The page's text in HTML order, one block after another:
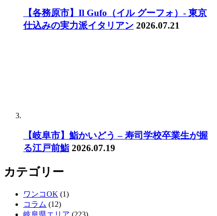
【各務原市】Il Gufo（イル グーフォ）- 東京
仕込みの実力派イタリアン 2026.07.21
【岐阜市】鮨かいどう – 寿司学校卒業生が握
る江戸前鮨 2026.07.19
カテゴリー
ワンコOK (1)
コラム (12)
岐阜県エリア (223)